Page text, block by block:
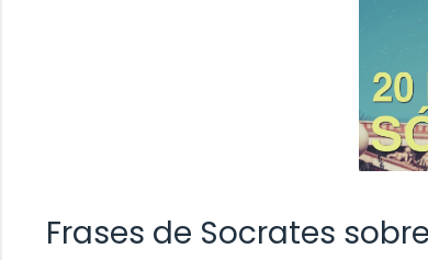
Frases de Socrates